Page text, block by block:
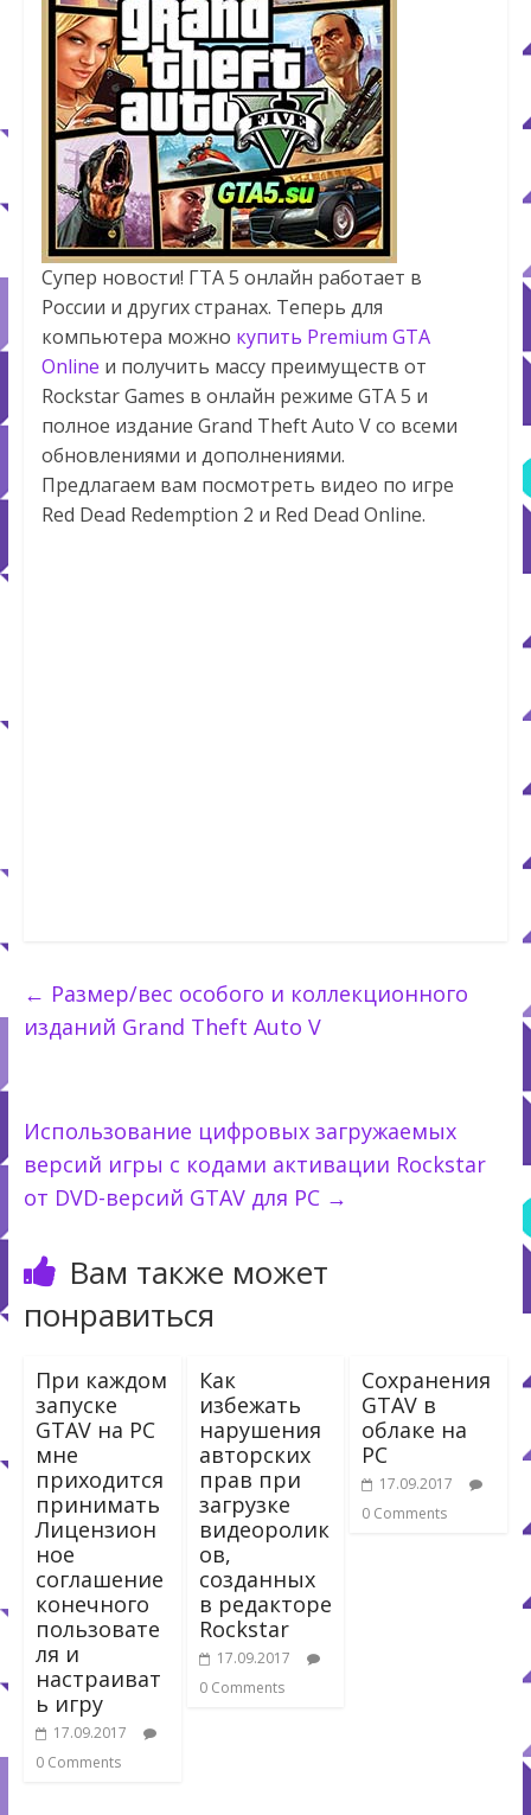
Супер новости! ГТА 5 онлайн работает в
России и других странах. Теперь для
компьютера можно купить Premium GTA
Online и получить массу преимуществ от
Rockstar Games в онлайн режиме GTA 5 и
полное издание Grand Theft Auto V со всеми
обновлениями и дополнениями.
Предлагаем вам посмотреть видео по игре
Red Dead Redemption 2 и Red Dead Online.
← Размер/вес особого и коллекционного
изданий Grand Theft Auto V
Использование цифровых загружаемых
версий игры с кодами активации Rockstar
от DVD-версий GTAV для PC →
Вам также может
понравиться
При каждом
запуске
GTAV на PC
мне
приходится
принимать
Лицензион
ное
соглашение
конечного
пользовате
ля и
настраиват
ь игру
17.09.2017
0 Comments
Как
избежать
нарушения
авторских
прав при
загрузке
видеоролик
ов,
созданных
в редакторе
Rockstar
17.09.2017
0 Comments
Сохранения
GTAV в
облаке на
PC
17.09.2017
0 Comments